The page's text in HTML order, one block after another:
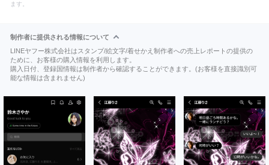
ます。
制作者に提供される情報について
LINEヤフー株式会社はスタンプ/絵文字/着せかえ制作者への売上レポートの提供の
ために、お客様の購入情報を利用します。
購入日付、登録国情報は制作者から確認することができます。(お客様を直接識別可
能な情報は含まれません)